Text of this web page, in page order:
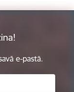
e-pastā.